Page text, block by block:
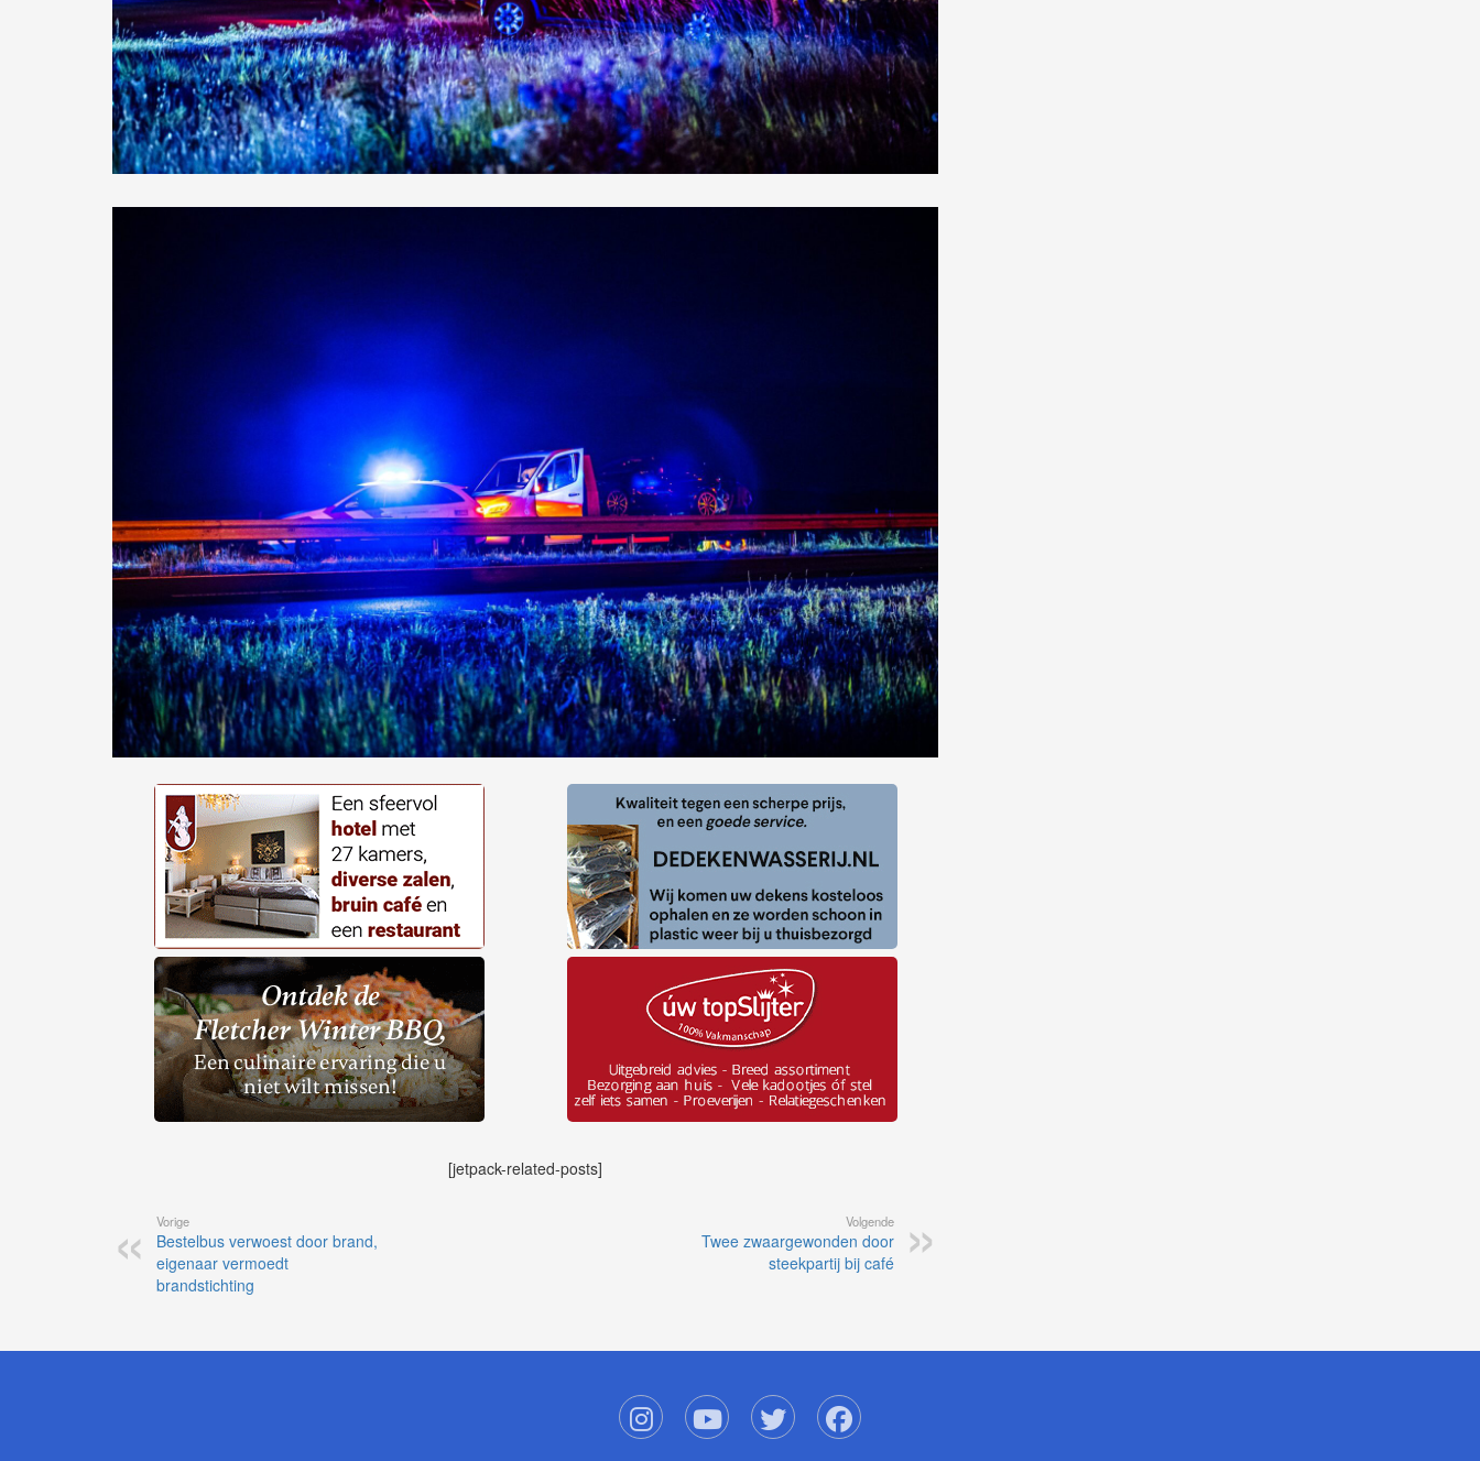
[jetpack-related-posts]
Vorige
Bestelbus verwoest door brand,
eigenaar vermoedt
brandstichting
Volgende
Twee zwaargewonden door
steekpartij bij café